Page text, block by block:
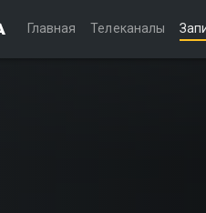
Главная Телеканалы